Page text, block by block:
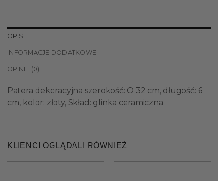
OPIS
INFORMACJE DODATKOWE
OPINIE (0)
Patera dekoracyjna szerokość: O 32 cm, długość: 6
cm, kolor: złoty, Skład: glinka ceramiczna
KLIENCI OGLĄDALI RÓWNIEŻ